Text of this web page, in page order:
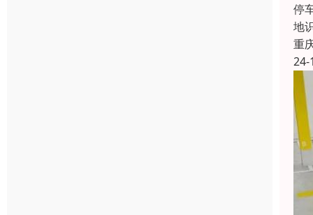
停
地
重
24-